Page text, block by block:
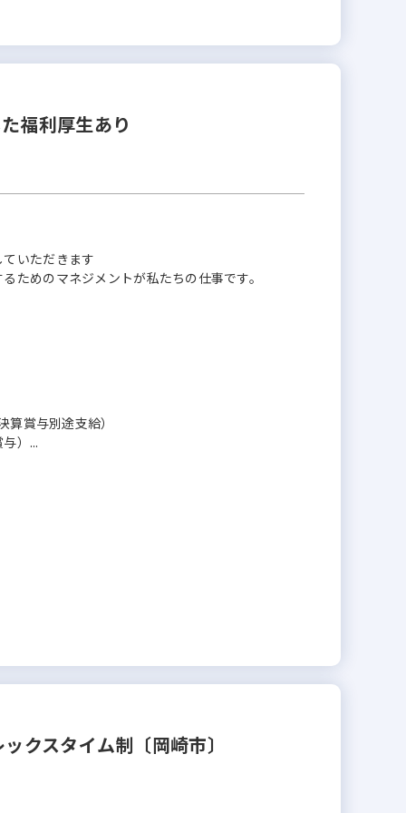
福利厚生あり
いただきます
ためのマネジメントが私たちの仕事です。
賞与別途支給）
）...
スタイム制〔岡崎市〕